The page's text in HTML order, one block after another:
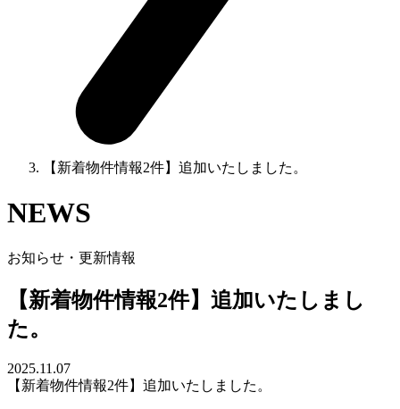
【新着物件情報2件】追加いたしました。
NEWS
お知らせ・更新情報
【新着物件情報2件】追加いたしまし
た。
2025.11.07
【新着物件情報2件】追加いたしました。